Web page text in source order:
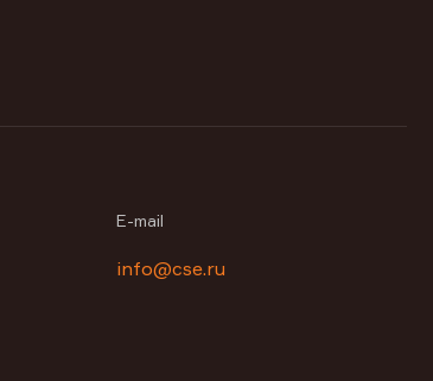
E-mail
info@cse.ru